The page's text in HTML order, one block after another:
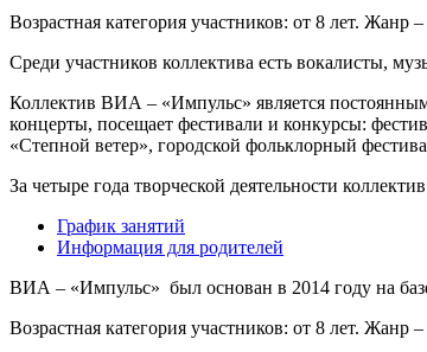
Возрастная категория участников: от 8 лет. Жанр –
Среди участников коллектива есть вокалисты,
Коллектив ВИА – «Импульс» является
концерты, посещает фестивали и конкурсы:
«Степной ветер», городской фольклорный
За четыре года творческой деятельности
График занятий
Информация для родителей
ВИА – «Импульс» был основан в 2014 году на
Возрастная категория участников: от 8 лет. Жанр –